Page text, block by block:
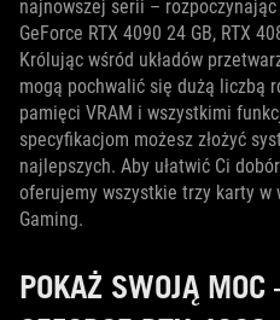
najnowszej serii –
GeForce RTX 4090 24 GB, RTX
Królując wśród układów
mogą pochwalić się dużą liczbą
pamięci VRAM i wszystkimi
specyfikacjom możesz złożyć
najlepszych. Aby ułatwić Ci
oferujemy wszystkie trzy karty w
Gaming.
POKAŻ SWOJĄ MOC